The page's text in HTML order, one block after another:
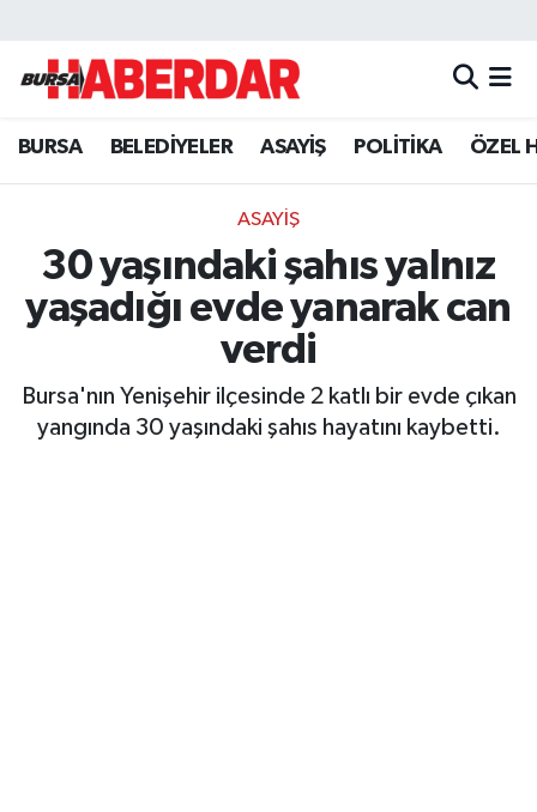
BURSA BELEDİYELER ASAYİŞ POLİTİKA ÖZEL
ASAYİŞ
30 yaşındaki şahıs yalnız
yaşadığı evde yanarak can
verdi
Bursa'nın Yenişehir ilçesinde 2 katlı bir evde çıkan
yangında 30 yaşındaki şahıs hayatını kaybetti.
Hava Durumu
Trafik Durumu
Süper Lig Puan Durumu ve Fikstür
Tüm Manşetler
Son Dakika Haberleri
Haber Arşivi